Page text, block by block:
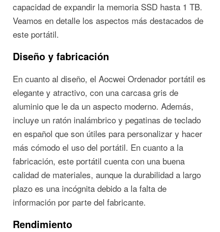
capacidad de expandir la memoria SSD hasta 1 TB.
Veamos en detalle los aspectos más destacados de
este portátil.
Diseño y fabricación
En cuanto al diseño, el Aocwei Ordenador portátil es
elegante y atractivo, con una carcasa gris de
aluminio que le da un aspecto moderno. Además,
incluye un ratón inalámbrico y pegatinas de teclado
en español que son útiles para personalizar y hacer
más cómodo el uso del portátil. En cuanto a la
fabricación, este portátil cuenta con una buena
calidad de materiales, aunque la durabilidad a largo
plazo es una incógnita debido a la falta de
información por parte del fabricante.
Rendimiento